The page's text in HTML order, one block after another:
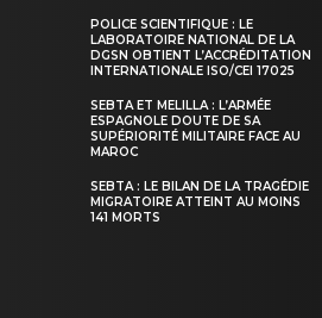
POLICE SCIENTIFIQUE : LE
LABORATOIRE NATIONAL DE LA
DGSN OBTIENT L’ACCRÉDITATION
INTERNATIONALE ISO/CEI 17025
SEBTA ET MELILLA : L’ARMÉE
ESPAGNOLE DOUTE DE SA
SUPÉRIORITÉ MILITAIRE FACE AU
MAROC
SEBTA : LE BILAN DE LA TRAGÉDIE
MIGRATOIRE ATTEINT AU MOINS
141 MORTS